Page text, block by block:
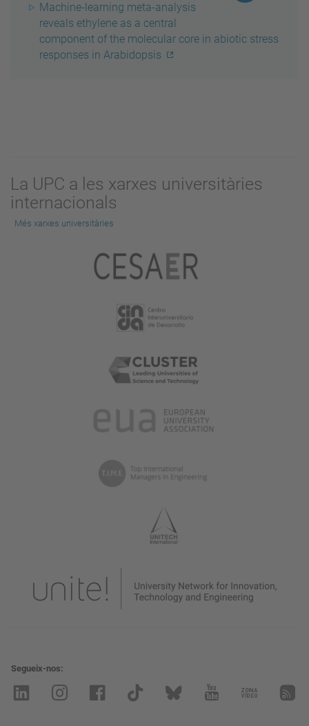
Machine-learning meta-analysis
reveals ethylene as a central
component of the molecular core in abiotic stress
responses in Arabidopsis
La UPC a les xarxes universitàries
internacionals
Més xarxes universitàries
Segueix-nos